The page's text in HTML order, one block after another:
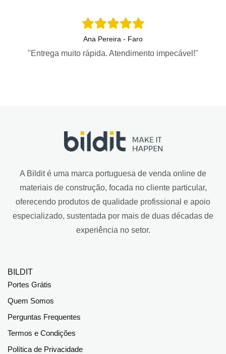
Ana Pereira - Faro
"Entrega muito rápida. Atendimento impecável!"
A Bildit é uma marca portuguesa de venda online de
materiais de construção, focada no cliente particular,
oferecendo produtos de qualidade profissional e apoio
especializado, sustentada por mais de duas décadas de
experiência no setor.
BILDIT
Portes Grátis
Quem Somos
Perguntas Frequentes
Termos e Condições
Política de Privacidade